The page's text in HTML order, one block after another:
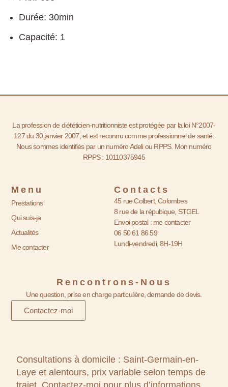
Durée: 30min
Capacité: 1
La profession de diététicien-nutritionniste est protégée par la loi N°2007-
127 du 30 janvier 2007, et est reconnu comme professionnel de santé.
Nous sommes identifiés par un numéro Adeli ou RPPS. Mon numéro
RPPS : 10110375945
Menu
Prestations
Qui suis-je
Actualités
Me contacter
Contacts
45 rue Colbert, Colombes
8 rue de la répubique, STGEL
Envoi postal : me contacter
06 50 61 86 59
Lundi-vendredi, 8H-19H
Rencontrons-Nous
Une question, prise en charge particulière, demande de devis.
Contactez-moi
Consultations à domicile : Saint-Germain-en-
Laye et alentours, prix variable selon temps de
trajet. Contactez-moi pour plus d’informations.